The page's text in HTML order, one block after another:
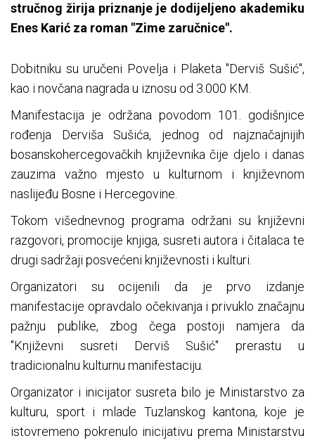
stručnog žirija priznanje je dodijeljeno akademiku
Enes Karić za roman "Zime zaručnice".
Dobitniku su uručeni Povelja i Plaketa "Derviš Sušić",
kao i novčana nagrada u iznosu od 3.000 KM.
Manifestacija je održana povodom 101. godišnjice
rođenja Derviša Sušića, jednog od najznačajnijih
bosanskohercegovačkih književnika čije djelo i danas
zauzima važno mjesto u kulturnom i književnom
naslijeđu Bosne i Hercegovine.
Tokom višednevnog programa održani su književni
razgovori, promocije knjiga, susreti autora i čitalaca te
drugi sadržaji posvećeni književnosti i kulturi.
Organizatori su ocijenili da je prvo izdanje
manifestacije opravdalo očekivanja i privuklo značajnu
pažnju publike, zbog čega postoji namjera da
"Književni susreti Derviš Sušić" prerastu u
tradicionalnu kulturnu manifestaciju.
Organizator i inicijator susreta bilo je Ministarstvo za
kulturu, sport i mlade Tuzlanskog kantona, koje je
istovremeno pokrenulo inicijativu prema Ministarstvu